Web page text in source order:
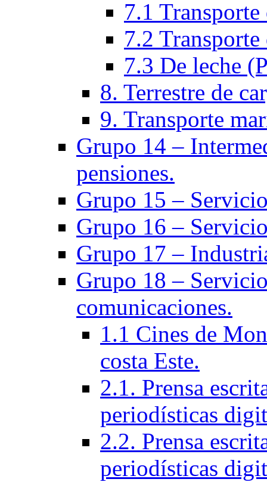
7.1 Transporte
7.2
7.3 De leche
8. Terrestre de
9. Transporte
Grupo 14 –
pensiones.
Grupo 15 –
Grupo 16 –
Grupo 17 –
Grupo 18 –
comunicaciones.
1.1 Cines de
costa Este.
2.1. Prensa
periodísticas
2.2. Prensa
periodísticas